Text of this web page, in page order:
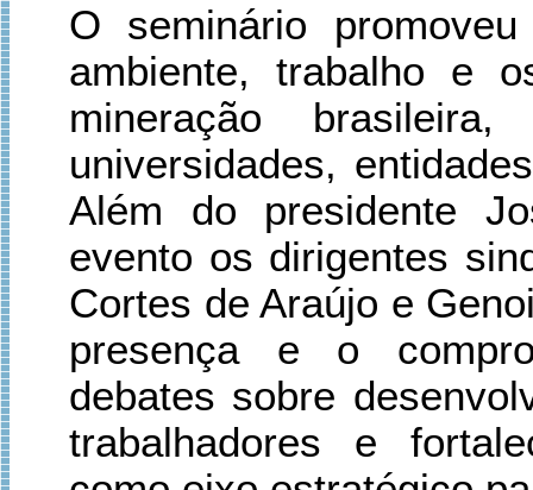
O seminário
ambiente, trabalho e
mineração
universidades,
Além do presidente
evento os dirigentes
Cortes de Araújo e
presença e o
debates sobre
trabalhadores e